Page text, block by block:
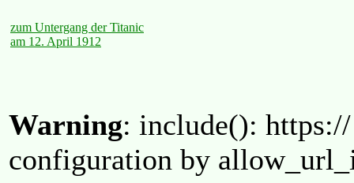
zum Untergang der Titanic
am 12. April 1912
Warning: include():
configuration by